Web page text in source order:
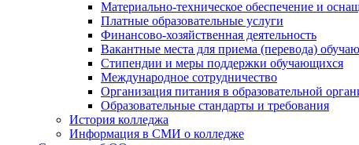
Материально-техническое обеспечение и
Платные образовательные услуги
Финансово-хозяйственная деятельность
Вакантные места для приема (перевода)
Стипендии и меры поддержки обучающихся
Международное сотрудничество
Организация питания в образовательной
Образовательные стандарты и требования
История колледжа
Информация в СМИ о колледже